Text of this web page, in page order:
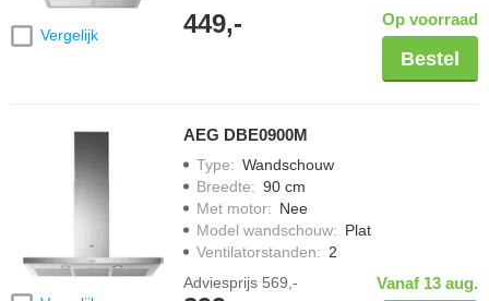
Vergelijk 449,- Op voorraad
Bestel
AEG DBE0900M
Type: Wandschouw
Breedte: 90 cm
Met motor: Nee
Model wandschouw: Plat
Ventilatorstanden: 2
Adviesprijs 569,- Vanaf 13 aug.